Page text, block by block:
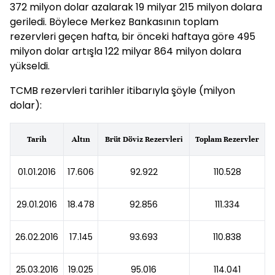
372 milyon dolar azalarak 19 milyar 215 milyon dolara
geriledi. Böylece Merkez Bankasının toplam
rezervleri geçen hafta, bir önceki haftaya göre 495
milyon dolar artışla 122 milyar 864 milyon dolara
yükseldi.
TCMB rezervleri tarihler itibarıyla şöyle (milyon
dolar):
Tarih Altın Brüt Döviz Rezervleri Toplam Rezervler
01.01.2016 17.606 92.922 110.528
29.01.2016 18.478 92.856 111.334
26.02.2016 17.145 93.693 110.838
25.03.2016 19.025 95.016 114.041